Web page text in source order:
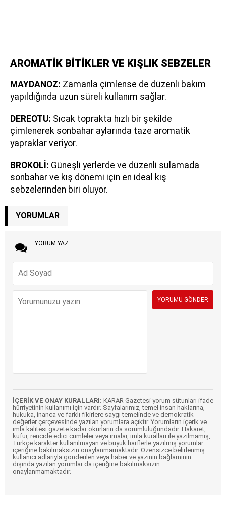
AROMATİK BİTİKLER VE KIŞLIK SEBZELER
MAYDANOZ: Zamanla çimlense de düzenli bakım
yapıldığında uzun süreli kullanım sağlar.
DEREOTU: Sıcak toprakta hızlı bir şekilde
çimlenerek sonbahar aylarında taze aromatik
yapraklar veriyor.
BROKOLİ: Güneşli yerlerde ve düzenli sulamada
sonbahar ve kış dönemi için en ideal kış
sebzelerinden biri oluyor.
YORUMLAR
YORUM YAZ
İÇERİK VE ONAY KURALLARI: KARAR Gazetesi yorum sütunları ifade
hürriyetinin kullanımı için vardır. Sayfalarımız, temel insan haklarına,
hukuka, inanca ve farklı fikirlere saygı temelinde ve demokratik
değerler çerçevesinde yazılan yorumlara açıktır. Yorumların içerik ve
imla kalitesi gazete kadar okurların da sorumluluğundadır. Hakaret,
küfür, rencide edici cümleler veya imalar, imla kuralları ile yazılmamış,
Türkçe karakter kullanılmayan ve büyük harflerle yazılmış yorumlar
içeriğine bakılmaksızın onaylanmamaktadır. Özensizce belirlenmiş
kullanıcı adlarıyla gönderilen veya haber ve yazının bağlamının
dışında yazılan yorumlar da içeriğine bakılmaksızın
onaylanmamaktadır.